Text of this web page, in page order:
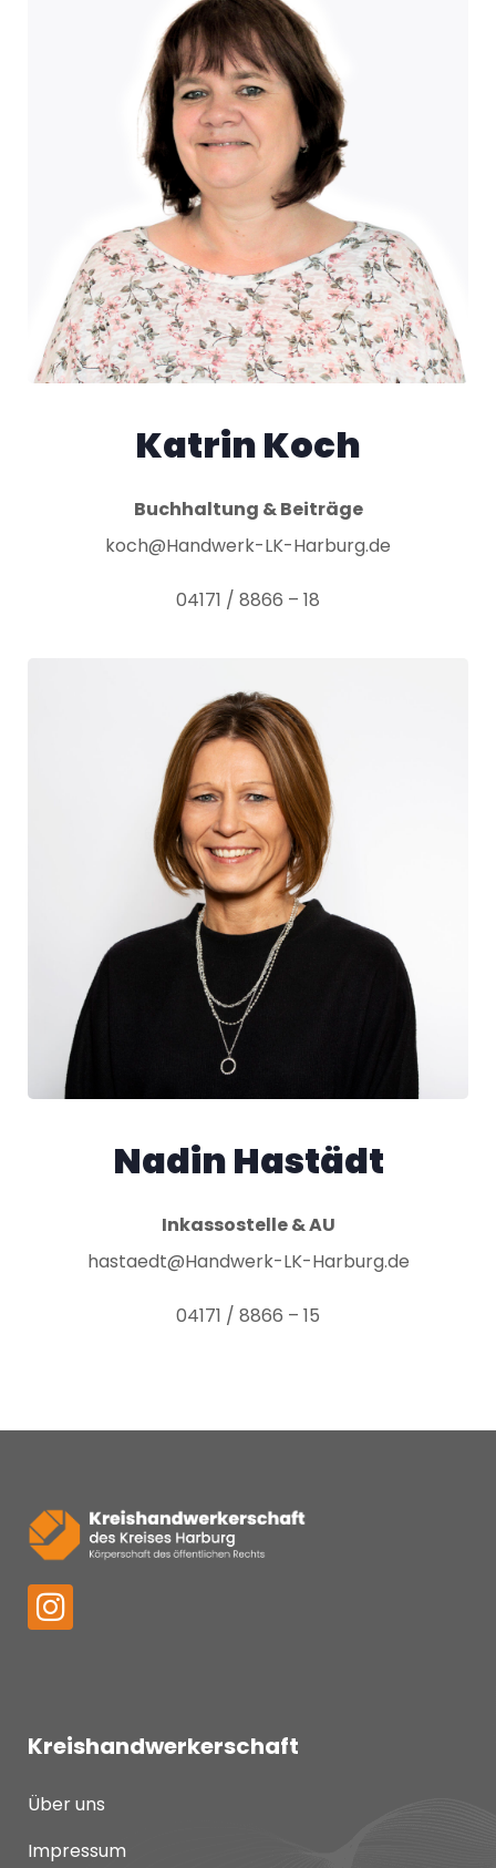
Katrin Koch
Buchhaltung & Beiträge
koch@Handwerk-LK-Harburg.de
04171 / 8866 – 18
Nadin Hastädt
Inkassostelle & AU
hastaedt@Handwerk-LK-Harburg.de
04171 / 8866 – 15
Kreishandwerkerschaft
Über uns
Impressum